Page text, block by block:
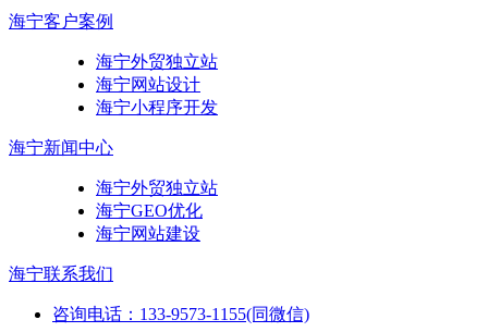
海宁客户案例
海宁外贸独立站
海宁网站设计
海宁小程序开发
海宁新闻中心
海宁外贸独立站
海宁GEO优化
海宁网站建设
海宁联系我们
咨询电话：133-9573-1155(同微信)